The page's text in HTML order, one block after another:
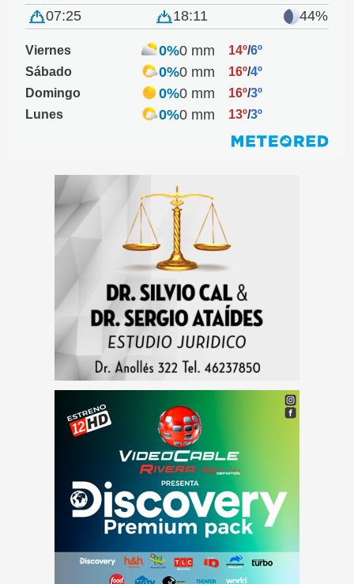
07:25 18:11 44%
Viernes 0%0 mm 14º/6º
Sábado
0%0 mm 16º/4º
Domingo
0%0 mm 16º/3º
Lunes
0%0 mm 13º/3º